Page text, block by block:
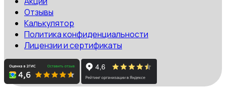
Отзывы
Калькулятор
Политика конфиденциальности
Лицензии и сертификаты